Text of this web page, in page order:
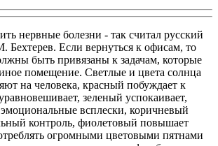
нервные болезни - так считал русский
Бехтерев. Если вернуться к офисам, то
быть привязаны к задачам, которые
помещение. Светлые и цвета солнца
на человека, красный побуждает к
зеленый успокаивает,
всплески, коричневый
контроль, фиолетовый повышает
огромными цветовыми пятнами